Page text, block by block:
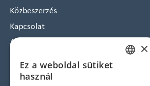
Közbeszerzés
Kapcsolat
Arculat
Jogi nyilatkozatok
×
Ez a weboldal sütiket
használ